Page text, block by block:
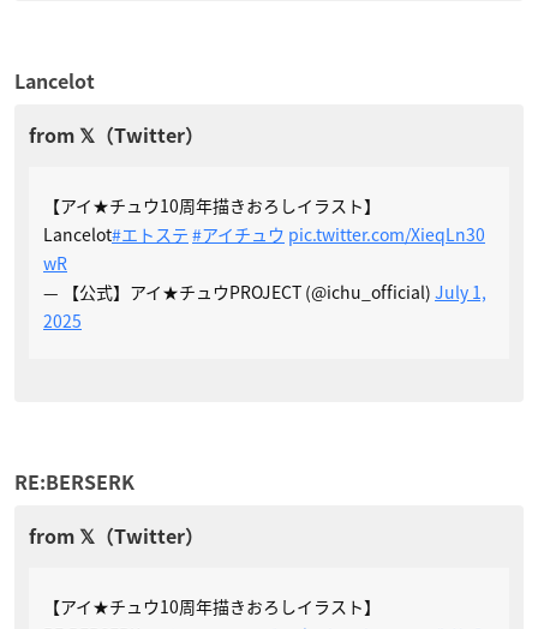
Lancelot
【アイ★チュウ10周年描きおろしイラスト】
Lancelot#エトステ #アイチュウ pic.twitter.com/XieqLn30
wR
— 【公式】アイ★チュウPROJECT (@ichu_official) July 1,
2025
RE:BERSERK
【アイ★チュウ10周年描きおろしイラスト】